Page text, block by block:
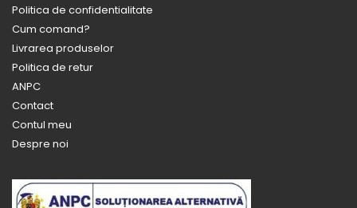
Politica de confidentialitate
Cum comand?
Livrarea produselor
Politica de retur
ANPC
Contact
Contul meu
Despre noi